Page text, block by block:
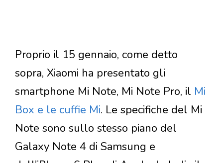
Proprio il 15 gennaio, come detto
sopra, Xiaomi ha presentato gli
smartphone Mi Note, Mi Note Pro, il Mi
Box e le cuffie Mi. Le specifiche del Mi
Note sono sullo stesso piano del
Galaxy Note 4 di Samsung e